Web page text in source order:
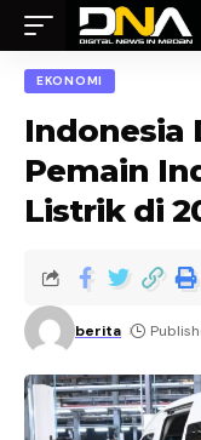
EKONOMI
Indonesia
Pemain
Listrik di
berita